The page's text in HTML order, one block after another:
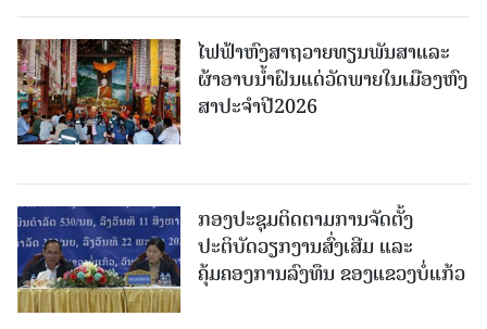
ໄຟຟ້າຫົງສາຖວາຍທຽນພັນສາແລະ
ຜ້າອາບນໍ້າຝົນແດ່ວັດພາຍໃນເມືອງຫົງ
ສາປະຈໍາປີ2026
ກອງປະຊຸມຕິດຕາມການຈັດຕັ້ງ
ປະຕິບັດວຽກງານສົ່ງເສີມ ແລະ
ຄຸ້ມຄອງການລົງທຶນ ຂອງແຂວງບໍ່ແກ້ວ